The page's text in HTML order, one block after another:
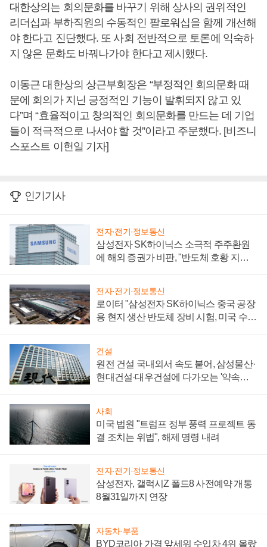
대한상의는 회의문화를 바꾸기 위해 상사의 권위적인
리더십과 부하직원의 수동적인 팔로워십을 함께 개선해
야 한다고 진단했다. 또 사회 전반적으로 토론에 익숙하
지 않은 문화도 바꿔나가야 한다고 제시했다.
이동근 대한상의 상근부회장은 “부정적인 회의문화 때
문에 회의가 지닌 긍정적인 기능이 발휘되지 않고 있
다”며 “효율적이고 창의적인 회의문화를 만드는 데 기업
들이 적극적으로 나서야 할 것”이라고 주문했다. [비즈니
스포스트 이헌일 기자]
인기기사
전자·전기·정보통신
삼성전자 SK하이닉스 소극적 주주환원
에 해외 증권가 비판, "반도체 호황 지속
전자·전기·정보통신
로이터 "삼성전자 SK하이닉스 중국 공장
용 현지 생산 반도체 장비 시험, 미국 수출
건설
원전 건설 국내외서 속도 붙어, 삼성물산·
현대건설·대우건설에 다가오는 '약속의
사회
미국 법원 "트럼프 정부 풍력 프로젝트 동
결 조치는 위법", 해제 명령 내려
전자·전기·정보통신
삼성전자, 갤럭시Z 폴드8 사전예약 개통
8월31일까지 연장
자동차·부품
BYD코리아 가격 앞세워 수입차 4위 올랐